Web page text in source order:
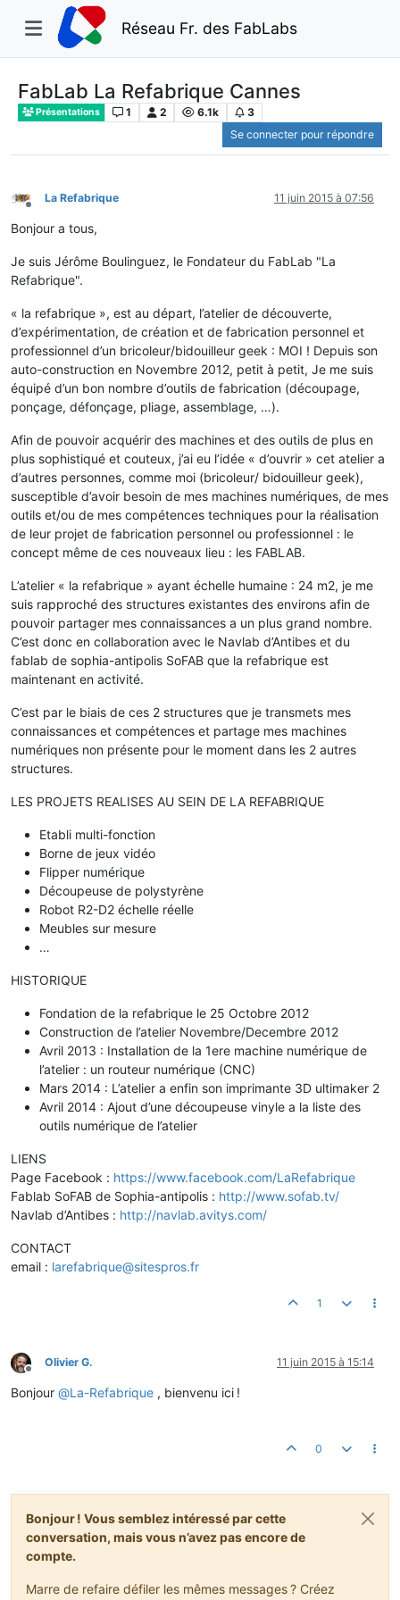
Réseau Fr. des FabLabs
FabLab La Refabrique Cannes
Présentations 1 2 6.1k
3
Se connecter pour répondre
Hors-ligne
La Refabrique 11 juin 2015 à 07:56
Bonjour a tous,
Je suis Jérôme Boulinguez, le Fondateur du FabLab "La
Refabrique".
« la refabrique », est au départ, l’atelier de découverte,
d’expérimentation, de création et de fabrication personnel et
professionnel d’un bricoleur/bidouilleur geek : MOI ! Depuis son
auto-construction en Novembre 2012, petit à petit, Je me suis
équipé d’un bon nombre d’outils de fabrication (découpage,
ponçage, défonçage, pliage, assemblage, …).
Afin de pouvoir acquérir des machines et des outils de plus en
plus sophistiqué et couteux, j’ai eu l’idée « d’ouvrir » cet atelier a
d’autres personnes, comme moi (bricoleur/ bidouilleur geek),
susceptible d’avoir besoin de mes machines numériques, de mes
outils et/ou de mes compétences techniques pour la réalisation
de leur projet de fabrication personnel ou professionnel : le
concept même de ces nouveaux lieu : les FABLAB.
L’atelier « la refabrique » ayant échelle humaine : 24 m2, je me
suis rapproché des structures existantes des environs afin de
pouvoir partager mes connaissances a un plus grand nombre.
C’est donc en collaboration avec le Navlab d’Antibes et du
fablab de sophia-antipolis SoFAB que la refabrique est
maintenant en activité.
C’est par le biais de ces 2 structures que je transmets mes
connaissances et compétences et partage mes machines
numériques non présente pour le moment dans les 2 autres
structures.
LES PROJETS REALISES AU SEIN DE LA REFABRIQUE
Etabli multi-fonction
Borne de jeux vidéo
Flipper numérique
Découpeuse de polystyrène
Robot R2-D2 échelle réelle
Meubles sur mesure
…
HISTORIQUE
Fondation de la refabrique le 25 Octobre 2012
Construction de l’atelier Novembre/Decembre 2012
Avril 2013 : Installation de la 1ere machine numérique de
l’atelier : un routeur numérique (CNC)
Mars 2014 : L’atelier a enfin son imprimante 3D ultimaker 2
Avril 2014 : Ajout d’une découpeuse vinyle a la liste des
outils numérique de l’atelier
LIENS
Page Facebook : https://www.facebook.com/LaRefabrique
Fablab SoFAB de Sophia-antipolis : http://www.sofab.tv/
Navlab d’Antibes : http://navlab.avitys.com/
CONTACT
email : larefabrique@sitespros.fr
1
Hors-ligne
Olivier G. 11 juin 2015 à 15:14
Bonjour @La-Refabrique , bienvenu ici !
0
Bonjour ! Vous semblez intéressé par cette
conversation, mais vous n’avez pas encore de
compte.
Marre de refaire défiler les mêmes messages ? Créez